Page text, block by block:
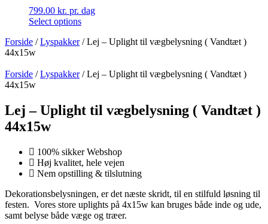
799.00 kr. pr. dag
Select options
Forside /Lyspakker/ Lej – Uplight til vægbelysning ( Vandtæt )
44x15w
Forside /Lyspakker/ Lej – Uplight til vægbelysning ( Vandtæt )
44x15w
Lej – Uplight til vægbelysning ( Vandtæt )
44x15w
100% sikker Webshop
Høj kvalitet, hele vejen
Nem opstilling & tilslutning
Dekorationsbelysningen, er det næste skridt, til en stilfuld løsning til
festen. Vores store uplights på 4x15w kan bruges både inde og ude,
samt belyse både væge og træer.